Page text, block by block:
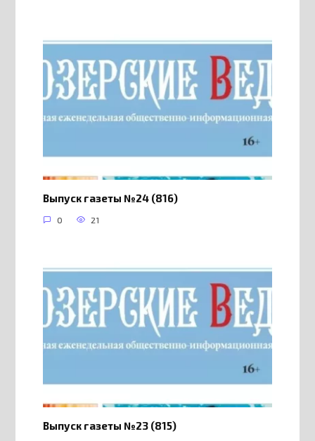
Выпуск газеты №24 (816)
0 21
Выпуск газеты №23 (815)